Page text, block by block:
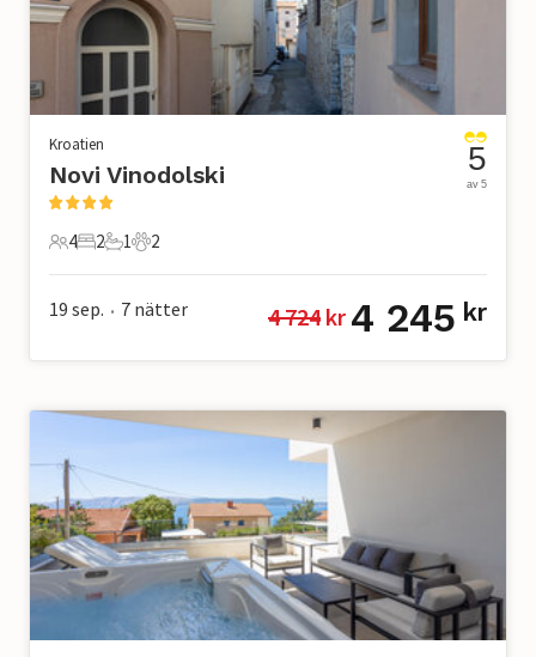
Kroatien
Novi Vinodolski
4 Gäster
4
2 Sovrum
2
1 Badrum
1
2 Husdjur
2
5
av 5
19 sep. • 7 nätter 4 724 kr 4 245 kr